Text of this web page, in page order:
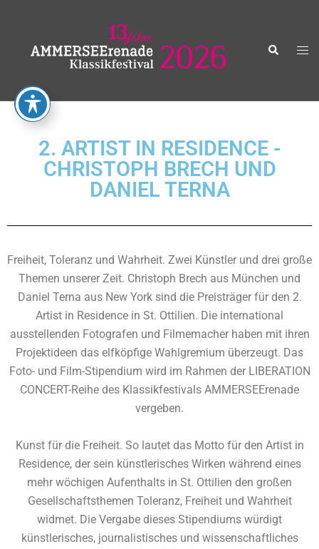
2. ARTIST IN RESIDENCE -
CHRISTOPH BRECH UND
DANIEL TERNA
Freiheit, Toleranz und Wahrheit. Zwei Künstler und drei große
Themen unserer Zeit. Christoph Brech aus München und
Daniel Terna aus New York sind die Preisträger für den 2.
Artist in Residence in St. Ottilien. Die international
ausstellenden Fotografen und Filmemacher haben mit ihren
Projektideen das elfköpfige Wahlgremium überzeugt. Das
Foto- und Film-Stipendium wird im Rahmen der LIBERATION
CONCERT-Reihe des Klassikfestivals AMMERSEErenade
vergeben.
Kunst für die Freiheit. So lautet das Motto für den Artist in
Residence, der sein künstlerisches Wirken während eines
mehr wöchigen Aufenthalts in St. Ottilien den großen
Gesellschaftsthemen Toleranz, Freiheit und Wahrheit
widmet. Die Vergabe dieses Stipendiums würdigt
künstlerisches, journalistisches und wissenschaftliches